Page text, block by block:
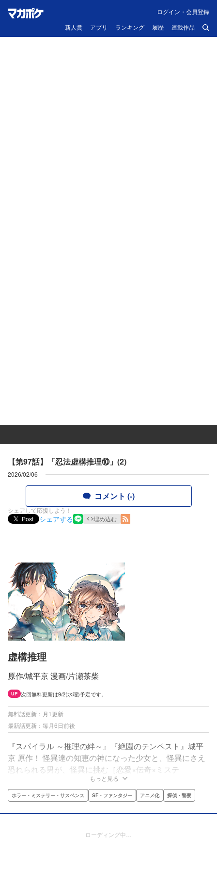
新人賞 アプリ ランキング 履歴 連載作品
ログイン・会員登録
【第97話】「忍法虚構推理⑩」(2)
2026/02/06
コメント (-)
シェアして応援しよう！
Post
シェアする 埋め込む
虚構推理
原作/城平京 漫画/片瀬茶柴
UP 次回無料更新は9/2(水曜)予定です。
無料話更新：月1更新
最新話更新：毎月6日前後
『スパイラル ～推理の絆～』『絶園のテンペスト』城平
京 原作！ 怪異達の知恵の神になった少女と、怪異にさえ
恐れられる男が、怪異に挑む［恋愛×伝奇×ミステ
リ］!! “怪異”の知恵の神になった少女・岩永琴子が一目
惚れした相手・桜川九郎は、“怪異”にさえ恐れられる男だ
った!? ２人に振りかかる奇想天外な事件と、その恋の行
方は――!?
もっと見る
ホラー・ミステリー・サスペンス SF・ファンタジー アニメ化 探偵・警察
ローディング中…